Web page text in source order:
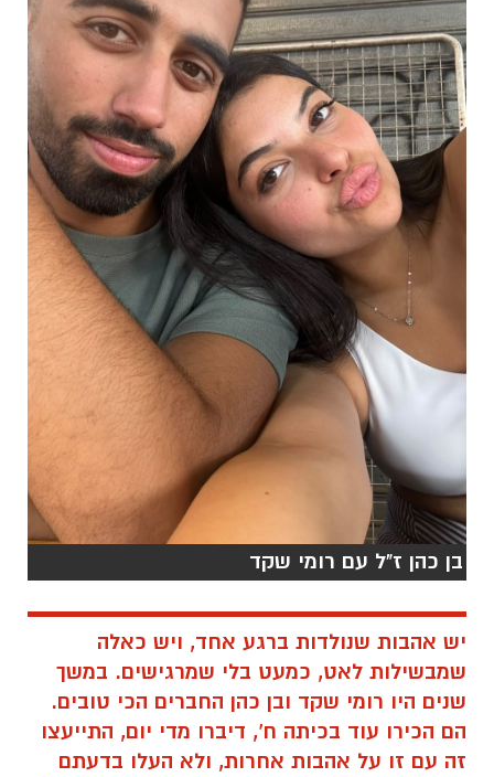
בן כהן ז"ל עם רומי שקד
יש אהבות שנולדות ברגע אחד, ויש כאלה
שמבשילות לאט, כמעט בלי שמרגישים. במשך
הם הכירו עוד בכיתה ח', דיברו מדי יום, התייעצו
זה עם זו על אהבות אחרות, ולא העלו בדעתם
שיום אחד יהפכו לבני זוג. אבל החיים, כמו תמיד,
כתבו עבורם סיפור אחר.
החברות הפכה לאהבה גדולה. אהבה שידעה גם